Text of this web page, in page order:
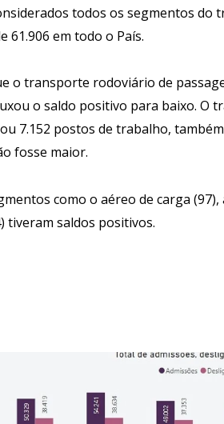
todos os segmentos do
61.906 em todo o País.
o transporte rodoviário de
o saldo positivo para baixo. O
7.152 postos de trabalho,
fosse maior.
como o aéreo de carga
tiveram saldos positivos.